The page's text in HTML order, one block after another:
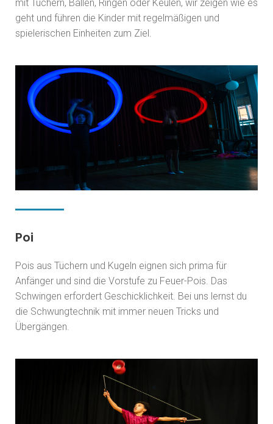
mit Tüchern, Bällen, Ringen oder Keulen, wir zeigen wie es
geht und führen die Kinder mit regelmäßigen und
spielerischen Einheiten zum Ziel.
Poi
Pois aus Tüchern und Kugeln eignen sich prima für
Anfänger und sind die Vorstufe zu Feuer-Pois. Das
Schwingen erfordert Geschicklichkeit. Bei uns lernst du
die Schwungtechnik mit immer neuen Tricks und
Übergängen.